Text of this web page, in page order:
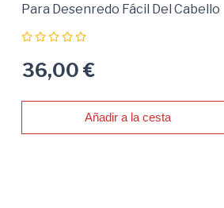
Para Desenredo Fácil Del Cabello
36,00 €
Añadir a la cesta